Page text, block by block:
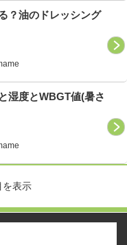
？油のドレッシング
湿度とWBGT値(暑さ
を表示